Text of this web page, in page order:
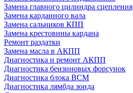
Замена главного цилиндра сцепления
Замена карданного вала
Замена сальников КПП
Замена крестовины кардана
Ремонт раздатки
Замена масла в АКПП
Диагностика и ремонт АКПП
Диагностика бензиновых форсунок
Диагностика блока BCM
Диагностика лямбда зонда